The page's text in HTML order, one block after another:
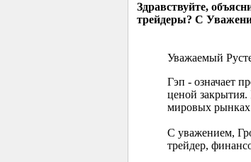
Здравствуйте,
трейдеры? С
Уважаемый
Гэп - означает
ценой закрытия.
мировых
С уважением,
трейдер,